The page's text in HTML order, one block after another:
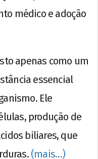
médico e adoção
apenas como um
essencial
Ele
produção de
biliares, que
(mais…)